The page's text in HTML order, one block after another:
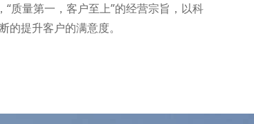
质量第一，客户至上”的经营宗旨，以科
提升客户的满意度。